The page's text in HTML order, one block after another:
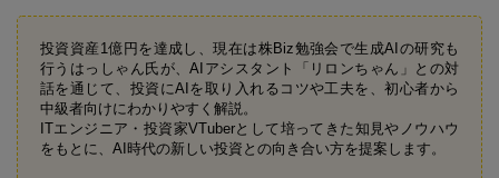
投資資産1億円を達成し、現在は株Biz勉強会で生成AIの研究も
行うはっしゃん氏が、AIアシスタント「リロンちゃん」との対
話を通じて、投資にAIを取り入れるコツや工夫を、初心者から
中級者向けにわかりやすく解説。
ITエンジニア・投資家VTuberとして培ってきた知見やノウハウ
をもとに、AI時代の新しい投資との向き合い方を提案します。